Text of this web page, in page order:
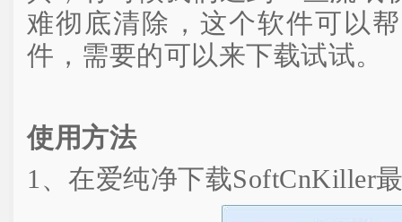
难彻底清除，这个软件可以
件，需要的可以来下载试试。
使用方法
1、在爱纯净下载SoftCnKiller